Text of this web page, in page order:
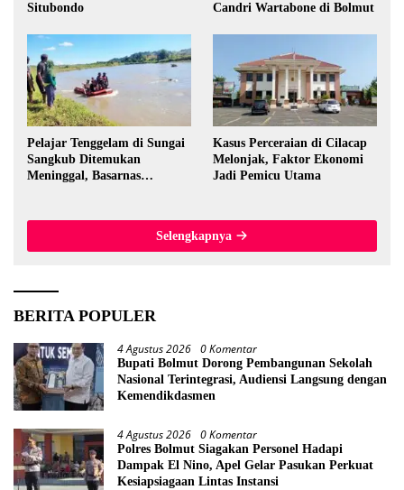
Situbondo
Candri Wartabone di Bolmut
Pelajar Tenggelam di Sungai
Sangkub Ditemukan
Meninggal, Basarnas
Kasus Perceraian di Cilacap
Melonjak, Faktor Ekonomi
Jadi Pemicu Utama
Selengkapnya
BERITA POPULER
4 Agustus 2026 0 Komentar
Bupati Bolmut Dorong Pembangunan Sekolah
Nasional Terintegrasi, Audiensi Langsung dengan
Kemendikdasmen
4 Agustus 2026 0 Komentar
Polres Bolmut Siagakan Personel Hadapi
Dampak El Nino, Apel Gelar Pasukan Perkuat
Kesiapsiagaan Lintas Instansi